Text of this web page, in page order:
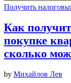
Получить
Как
покупке
сколько
by Михайлов Лев